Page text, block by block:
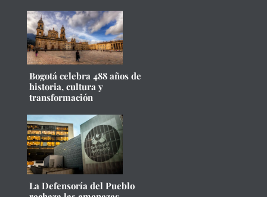
Bogotá celebra 488 años de
historia, cultura y
transformación
La Defensoría del Pueblo